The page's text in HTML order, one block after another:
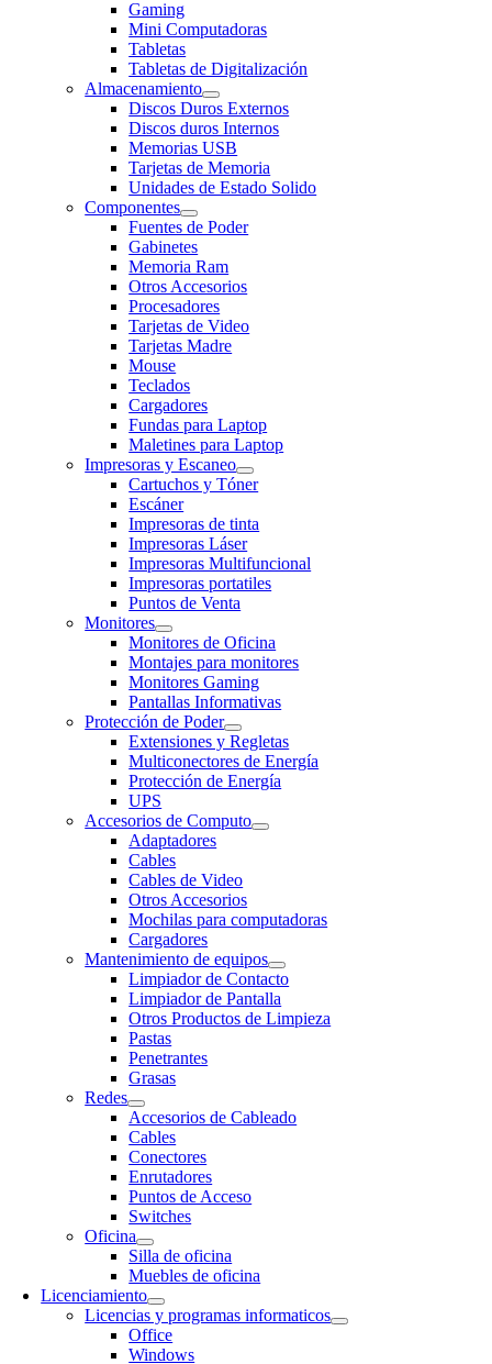
Gaming
Mini Computadoras
Tabletas
Tabletas de Digitalización
Almacenamiento
Discos Duros Externos
Discos duros Internos
Memorias USB
Tarjetas de Memoria
Unidades de Estado Solido
Componentes
Fuentes de Poder
Gabinetes
Memoria Ram
Otros Accesorios
Procesadores
Tarjetas de Video
Tarjetas Madre
Mouse
Teclados
Cargadores
Fundas para Laptop
Maletines para Laptop
Impresoras y Escaneo
Cartuchos y Tóner
Escáner
Impresoras de tinta
Impresoras Láser
Impresoras Multifuncional
Impresoras portatiles
Puntos de Venta
Monitores
Monitores de Oficina
Montajes para monitores
Monitores Gaming
Pantallas Informativas
Protección de Poder
Extensiones y Regletas
Multiconectores de Energía
Protección de Energía
UPS
Accesorios de Computo
Adaptadores
Cables
Cables de Video
Otros Accesorios
Mochilas para computadoras
Cargadores
Mantenimiento de equipos
Limpiador de Contacto
Limpiador de Pantalla
Otros Productos de Limpieza
Pastas
Penetrantes
Grasas
Redes
Accesorios de Cableado
Cables
Conectores
Enrutadores
Puntos de Acceso
Switches
Oficina
Silla de oficina
Muebles de oficina
Licenciamiento
Licencias y programas informaticos
Office
Windows